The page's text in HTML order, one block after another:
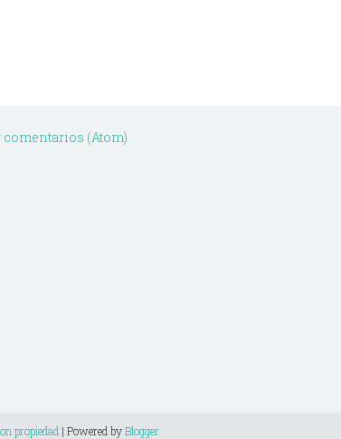
comentarios (Atom)
propiedad | Powered byBlogger